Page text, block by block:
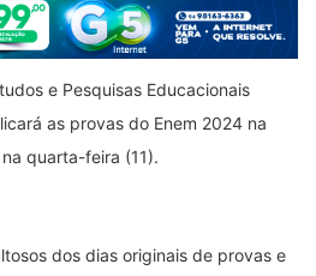
e Pesquisas Educacionais
as provas do Enem 2024 na
quarta-feira (11).
dos dias originais de provas e